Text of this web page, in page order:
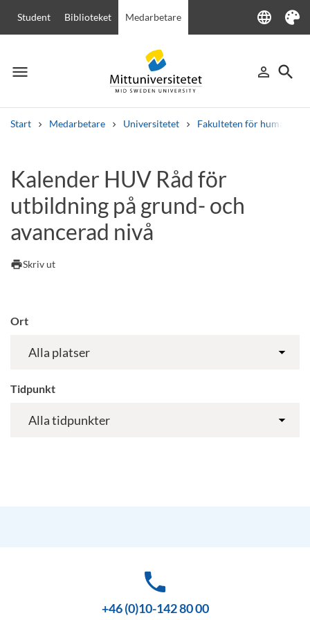
Student Biblioteket Medarbetare language
Language
Tema
menu
Meny person_outline
Logga in
search
Sök
Start Medarbetare Universitetet Fakulteten för
Andra söktjänster
Kurser och program Kursplaner Välkomstbrev
Lediga jobb
Kalender HUV Råd för
utbildning på grund- och
avancerad nivå
printSkriv ut
Ort
Tidpunkt
phone
+46 (0)10-142 80 00